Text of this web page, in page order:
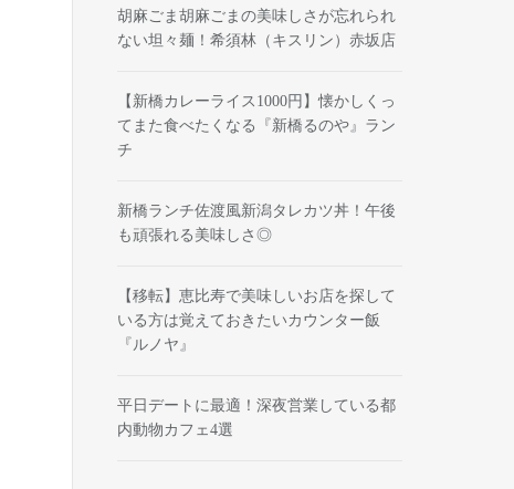
胡麻ごま胡麻ごまの美味しさが忘れられ
ない坦々麺！希須林（キスリン）赤坂店
【新橋カレーライス1000円】懐かしくっ
てまた食べたくなる『新橋るのや』ラン
チ
新橋ランチ佐渡風新潟タレカツ丼！午後
も頑張れる美味しさ◎
【移転】恵比寿で美味しいお店を探して
いる方は覚えておきたいカウンター飯
『ルノヤ』
平日デートに最適！深夜営業している都
内動物カフェ4選